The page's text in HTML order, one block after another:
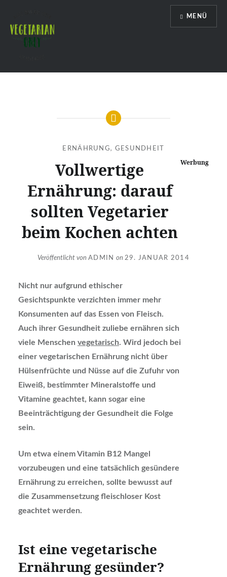
Inhalt
Vegetarian Only
MENÜ
ERNÄHRUNG, GESUNDHEIT
Vollwertige
Ernährung: darauf
sollten Vegetarier
beim Kochen achten
Werbung
Veröffentlicht von ADMIN on 29. JANUAR 2014
Nicht nur aufgrund ethischer
Gesichtspunkte verzichten immer mehr
Konsumenten auf das Essen von Fleisch.
Auch ihrer Gesundheit zuliebe ernähren sich
viele Menschen vegetarisch. Wird jedoch bei
einer vegetarischen Ernährung nicht über
Hülsenfrüchte und Nüsse auf die Zufuhr von
Eiweiß, bestimmter Mineralstoffe und
Vitamine geachtet, kann sogar eine
Beeinträchtigung der Gesundheit die Folge
sein.
Um etwa einem Vitamin B12 Mangel
vorzubeugen und eine tatsächlich gesündere
Ernährung zu erreichen, sollte bewusst auf
die Zusammensetzung fleischloser Kost
geachtet werden.
Ist eine vegetarische
Ernährung gesünder?